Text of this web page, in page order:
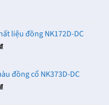
liệu đồng NK172D-DC
Khoảng
66,000₫
đến
đồng cổ NK373D-DC
Khoảng